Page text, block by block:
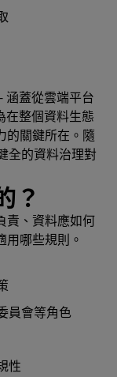
涵蓋從雲端平台
在整個資料生態
的關鍵所在。隨
全的資料治理對
？
責、資料應如何
用哪些規則。
員會等角色
性